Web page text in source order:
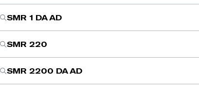
SMR 1 DA AD
SMR 220
SMR 2200 DA AD